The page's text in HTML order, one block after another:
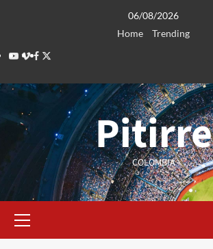
06/08/2026
Home
Trending
Youtube
Vimeo
Facebook
Twitter
Pitirre
COLOMBIA
primario